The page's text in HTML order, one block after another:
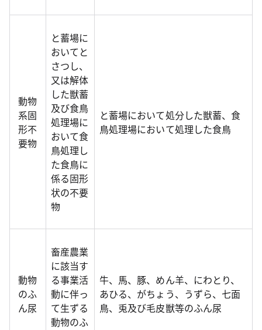
動物
系固
形不
要物
と蓄場に
おいてと
さつし、
又は解体
した獣蓄
及び食鳥
処理場に
おいて食
鳥処理し
た食鳥に
係る固形
状の不要
物
と蓄場において処分した獣蓄、食
鳥処理場において処理した食鳥
動物
のふ
ん尿
畜産農業
に該当す
る事業活
動に伴っ
て生ずる
動物のふ
牛、馬、豚、めん羊、にわとり、
あひる、がちょう、うずら、七面
鳥、兎及び毛皮獣等のふん尿